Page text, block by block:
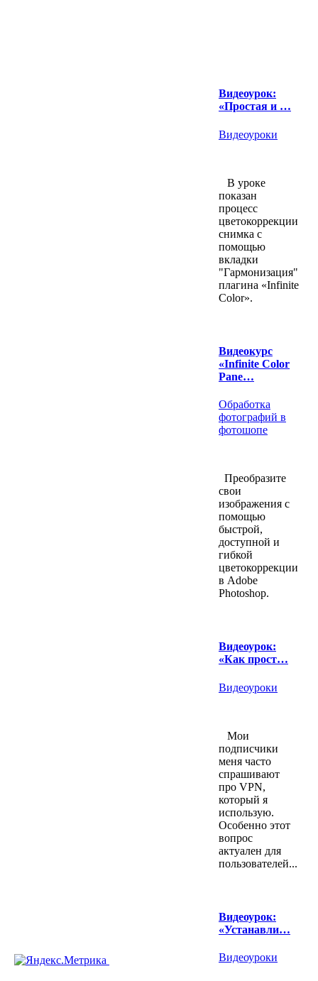
Видеоурок:
«Простая и …
Видеоуроки
В уроке
показан
процесс
цветокоррекции
снимка с
помощью
вкладки
"Гармонизация"
плагина «Infinite
Color».
Видеокурс
«Infinite Color
Pane…
Обработка
фотографий в
фотошопе
Преобразите
свои
изображения с
помощью
быстрой,
доступной и
гибкой
цветокоррекции
в Adobe
Photoshop.
Видеоурок:
«Как прост…
Видеоуроки
Мои
подписчики
меня часто
спрашивают
про VPN,
который я
использую.
Особенно этот
вопрос
актуален для
пользователей...
Видеоурок:
«Устанавли…
Видеоуроки